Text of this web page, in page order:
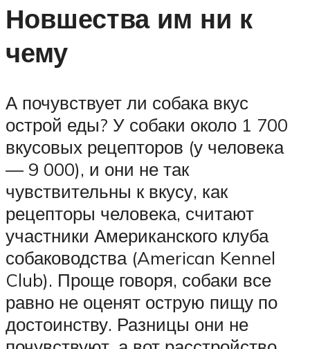
Новшества им ни к
чему
А почувствует ли собака вкус
острой еды? У собаки около 1 700
вкусовых рецепторов (у человека
— 9 000), и они не так
чувствительны к вкусу, как
рецепторы человека, считают
участники Американского клуба
собаководства (American Kennel
Club). Проще говоря, собаки все
равно не оценят острую пищу по
достоинству. Разницы они не